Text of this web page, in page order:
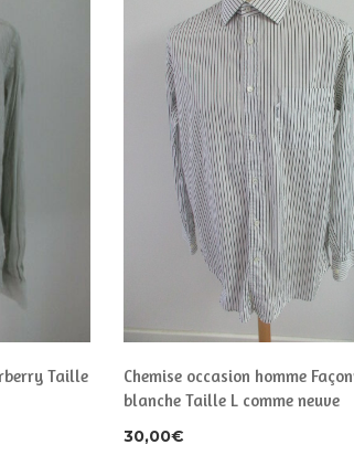
Taille
Chemise occasion homme
blanche Taille L comme neuve
30,00€